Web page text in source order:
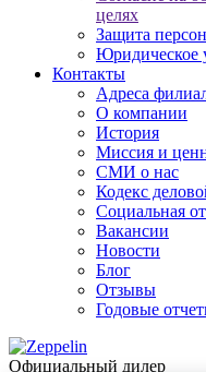
целях
Защита
Юридическое
Контакты
Адреса
О компании
История
Миссия и
СМИ о нас
Кодекс
Социальная
Вакансии
Новости
Блог
Отзывы
Годовые
Официальный дилер